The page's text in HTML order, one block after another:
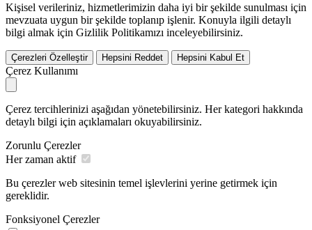
Kişisel verileriniz, hizmetlerimizin daha iyi bir şekilde sunulması için
mevzuata uygun bir şekilde toplanıp işlenir. Konuyla ilgili detaylı
bilgi almak için Gizlilik Politikamızı inceleyebilirsiniz.
Çerezleri Özelleştir Hepsini Reddet Hepsini Kabul Et
Çerez Kullanımı
Çerez tercihlerinizi aşağıdan yönetebilirsiniz. Her kategori hakkında
detaylı bilgi için açıklamaları okuyabilirsiniz.
Zorunlu Çerezler
Her zaman aktif
Bu çerezler web sitesinin temel işlevlerini yerine getirmek için
gereklidir.
Fonksiyonel Çerezler